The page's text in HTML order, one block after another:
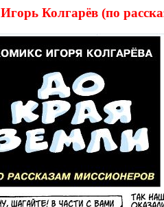
Игорь Колгарёв (по